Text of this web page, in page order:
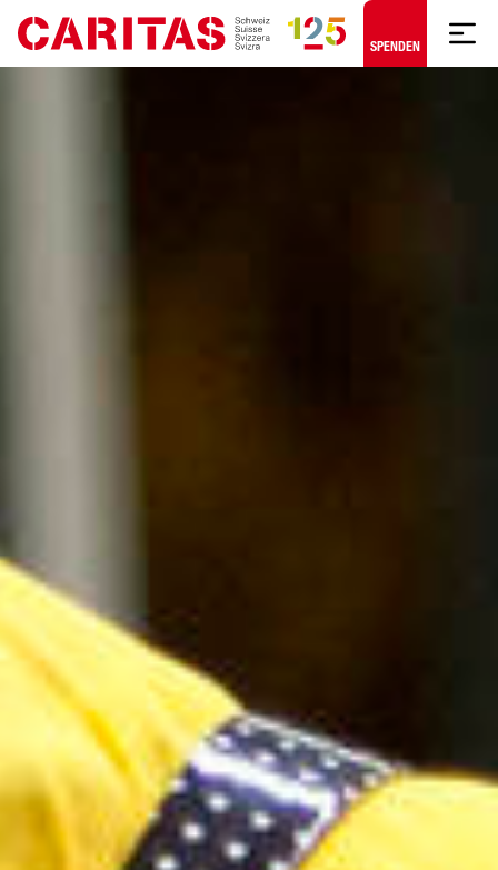
Zum Hauptinhalt springen
SPENDEN